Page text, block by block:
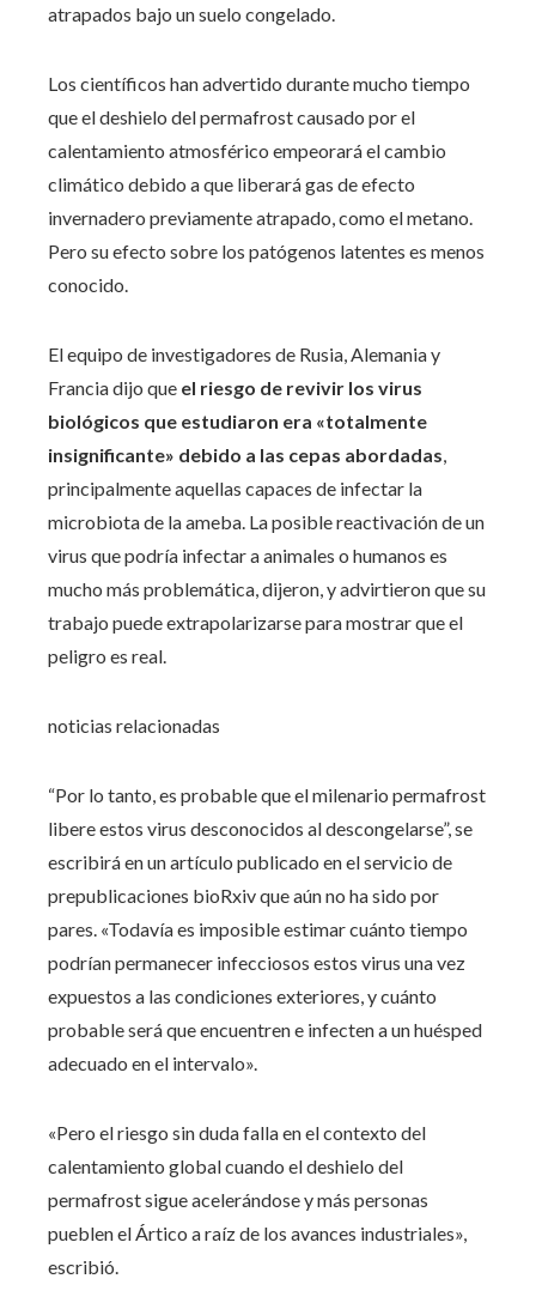
atrapados bajo un suelo congelado.
Los científicos han advertido durante mucho tiempo
que el deshielo del permafrost causado por el
calentamiento atmosférico empeorará el cambio
climático debido a que liberará gas de efecto
invernadero previamente atrapado, como el metano.
Pero su efecto sobre los patógenos latentes es menos
conocido.
El equipo de investigadores de Rusia, Alemania y
Francia dijo que el riesgo de revivir los virus
biológicos que estudiaron era «totalmente
insignificante» debido a las cepas abordadas,
principalmente aquellas capaces de infectar la
microbiota de la ameba. La posible reactivación de un
virus que podría infectar a animales o humanos es
mucho más problemática, dijeron, y advirtieron que su
trabajo puede extrapolarizarse para mostrar que el
peligro es real.
noticias relacionadas
“Por lo tanto, es probable que el milenario permafrost
libere estos virus desconocidos al descongelarse”, se
escribirá en un artículo publicado en el servicio de
prepublicaciones bioRxiv que aún no ha sido por
pares. «Todavía es imposible estimar cuánto tiempo
podrían permanecer infecciosos estos virus una vez
expuestos a las condiciones exteriores, y cuánto
probable será que encuentren e infecten a un huésped
adecuado en el intervalo».
«Pero el riesgo sin duda falla en el contexto del
calentamiento global cuando el deshielo del
permafrost sigue acelerándose y más personas
pueblen el Ártico a raíz de los avances industriales»,
escribió.